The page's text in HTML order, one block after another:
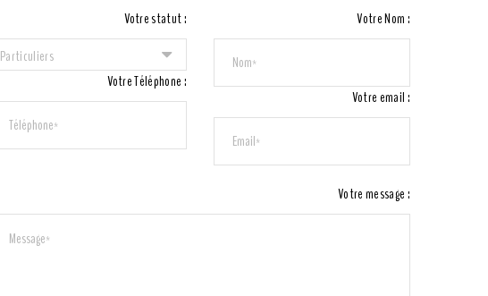
Votre statut :
Particuliers
Votre Téléphone :
Votre Nom :
Votre email :
Votre message :